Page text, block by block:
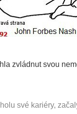
zvládnut svou
své kariéry,